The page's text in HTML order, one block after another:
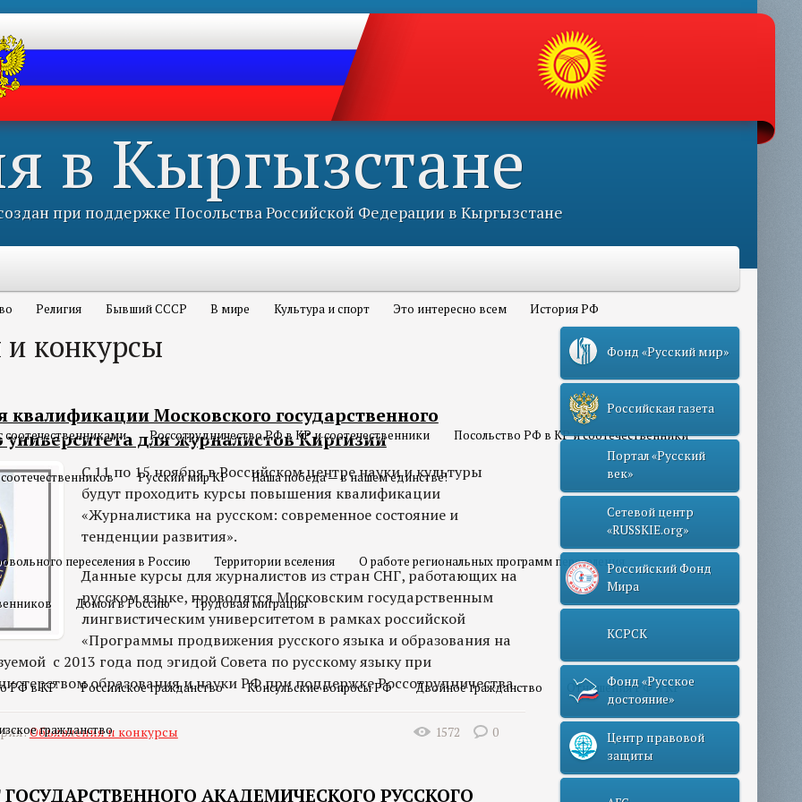
в Кыргызстане
при поддержке Посольства Российской Федерации в Кыргызстане
Религия Бывший СССР В мире Культура и спорт Это интересно всем История РФ
соотечественниками Россотрудничество РФ в КР и соотечественники Посольство РФ в КР и соотечественники
Русский мир КР Наша победа — в нашем единстве!
переселения в Россию Территории вселения О работе региональных программ переселения
Домой в Россию Трудовая миграция
РФ в КР Российское гражданство Консульские вопросы РФ Двойное гражданство Отношения РФ и КР
гражданство
конкурсы
Московского государственного
университета для журналистов Киргизии
С 11 по 15 ноября в Российском центре науки и культуры
будут проходить курсы повышения квалификации
«Журналистика на русском: современное состояние и
тенденции развития».
Данные курсы для журналистов из стран СНГ, работающих на
русском языке, проводятся Московским государственным
лингвистическим университетом в рамках российской
«Программы продвижения русского языка и образования на
с 2013 года под эгидой Совета по русскому языку при
образования и науки РФ при поддержке Россотрудничества.
Объявления и конкурсы 1572 0
АКАДЕМИЧЕСКОГО РУССКОГО
Фонд «Русский мир»
Российская газета
Портал «Русский
век»
Сетевой центр
«RUSSKIE.org»
Российский Фонд
Мира
КСРСК
Фонд «Русское
достояние»
Центр правовой
защиты